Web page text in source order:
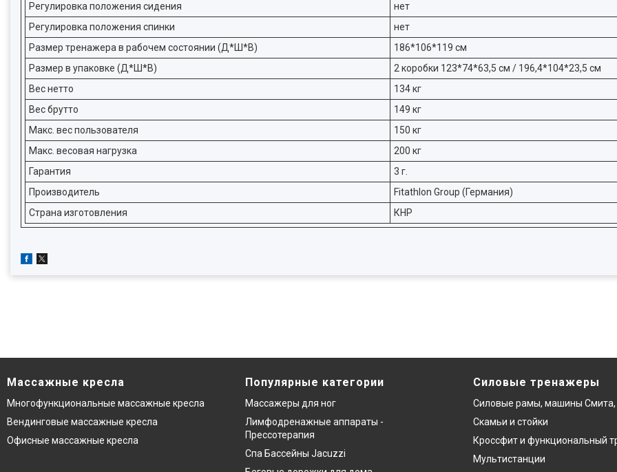
Регулировка положения сидения
нет
Регулировка положения спинки
нет
Размер тренажера в рабочем состоянии (Д*Ш*В)
186*106*119 см
Размер в упаковке (Д*Ш*В)
2 коробки 123*74*63,5 см / 196,4*104*23,5 см
Вес нетто
134 кг
Вес брутто
149 кг
Макс. вес пользователя
150 кг
Макс. весовая нагрузка
200 кг
Гарантия
3 г.
Производитель
Fitathlon Group (Германия)
Страна изготовления
КНР
Массажные кресла
Многофункциональные массажные кресла
Вендинговые массажные кресла
Офисные массажные кресла
Популярные категории
Массажеры для ног
Лимфодренажные аппараты -
Прессотерапия
Спа Бассейны Jacuzzi
Силовые тренажеры
Силовые рамы, машины Смита,
Скамьи и стойки
Кроссфит и функциональный
Мультистанции